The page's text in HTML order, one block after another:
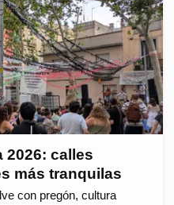
2026: calles
más tranquilas
con pregón, cultura